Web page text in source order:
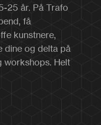
25 år. På Trafo
få
kunstnere,
dine og delta på
workshops. Helt